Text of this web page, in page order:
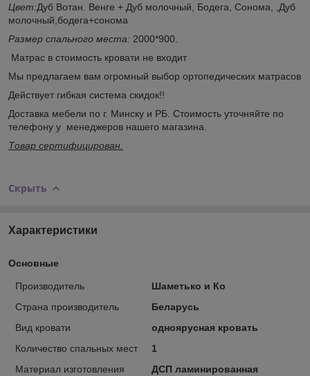
Цвет:Дуб Вотан. Венге + Дуб молочный, Бодега, Сонома, ,Дуб
молочный,бодега+сонома
Размер спального места: 2000*900.
Матрас в стоимость кровати не входит
Мы предлагаем вам огромный выбор ортопедических матрасов
Действует гибкая система скидок!!
Доставка мебели по г. Минску и РБ. Стоимость уточняйте по
телефону у менеджеров нашего магазина.
Товар сертифицирован.
Скрыть
Характеристики
Основные
Производитель
Шаметько и Ко
Страна производитель
Беларусь
Вид кровати
одноярусная кровать
Количество спальных мест
1
Материал изготовления
ДСП ламинированная